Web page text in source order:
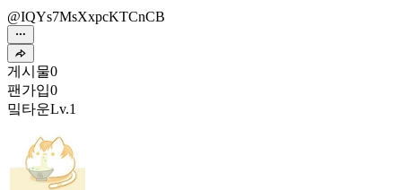
@IQYs7MsXxpcKTCnCB
게시물0
팬가입0
밐타운Lv.1